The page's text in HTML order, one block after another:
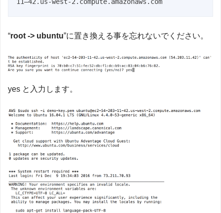
11–42.us-west-2.compute.amazonaws.com
“root -> ubuntu”に置き換える事を忘れないでください。
yes と入力します。